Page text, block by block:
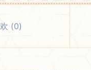
(0)